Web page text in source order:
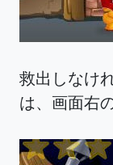
救出しなけ
は、画面右